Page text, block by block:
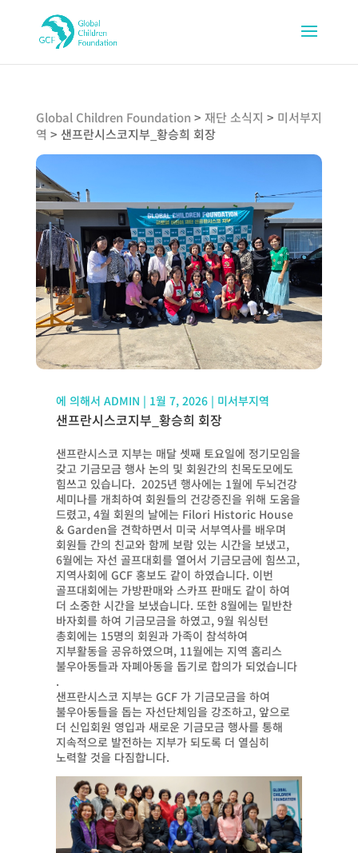
Global Children Foundation > 재단 소식지 > 미서부지
역 > 샌프란시스코지부_황승희 회장
에 의해서 ADMIN | 1월 7, 2026| 미서부지역
샌프란시스코지부_황승희 회장
샌프란시스코 지부는 매달 셋째 토요일에 정기모임을
갖고 기금모금 행사 논의 및 회원간의 친목도모에도
힘쓰고 있습니다. 2025년 행사에는 1월에 두뇌건강
세미나를 개최하여 회원들의 건강증진을 위해 도움을
드렸고, 4월 회원의 날에는 Filori Historic House
& Garden을 견학하면서 미국 서부역사를 배우며
회원들 간의 친교와 함께 보람 있는 시간을 보냈고,
6월에는 자선 골프대회를 열어서 기금모금에 힘쓰고,
지역사회에 GCF 홍보도 같이 하였습니다. 이번
골프대회에는 가방판매와 스카프 판매도 같이 하여
더 소중한 시간을 보냈습니다. 또한 8월에는 밑반찬
바자회를 하여 기금모금을 하였고, 9월 워싱턴
총회에는 15명의 회원과 가족이 참석하여
지부활동을 공유하였으며, 11월에는 지역 홈리스
불우아동들과 자폐아동을 돕기로 합의가 되었습니다
.
샌프란시스코 지부는 GCF 가 기금모금을 하여
불우아동들을 돕는 자선단체임을 강조하고, 앞으로
더 신입회원 영입과 새로운 기금모금 행사를 통해
지속적으로 발전하는 지부가 되도록 더 열심히
노력할 것을 다짐합니다.